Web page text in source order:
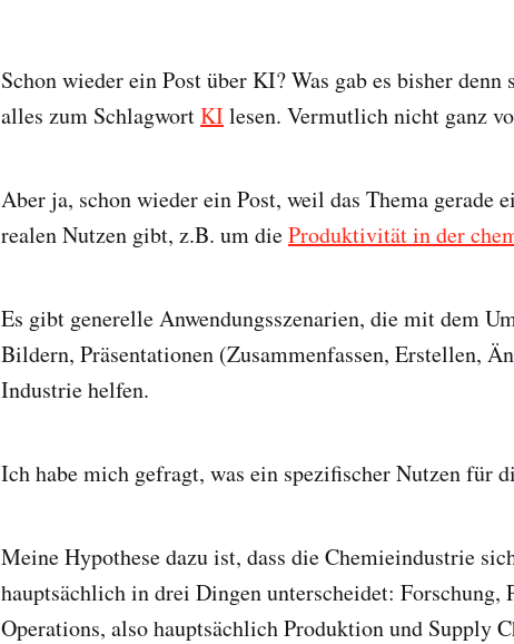
Schon wieder ein Post über KI? Was gab es bisher
alles zum SchlagwortKIlesen. Vermutlich nicht ganz
Aber ja, schon wieder ein Post, weil das Thema gerade
realen Nutzen gibt, z.B. um dieProduktivität in der
Es gibt generelle Anwendungsszenarien, die mit dem
Bildern, Präsentationen (Zusammenfassen, Erstellen,
Industrie helfen.
Ich habe mich gefragt, was ein spezifischer Nutzen für
Meine Hypothese dazu ist, dass die Chemieindustrie
hauptsächlich in drei Dingen unterscheidet: Forschung,
Operations, also hauptsächlich Produktion und Supply